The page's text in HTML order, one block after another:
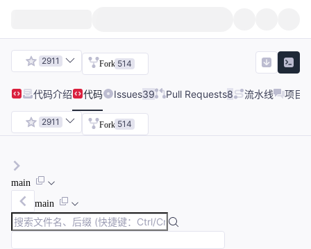
2911 Fork 514
代码介绍 代码 Issues39 Pull Requests8 流水线 项目
2911 Fork 514
main
main